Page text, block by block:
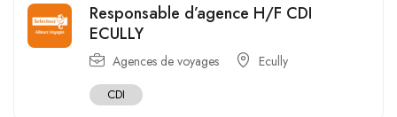
Responsable d’agence H/F CDI
ECULLY
Agences de voyages Ecully
CDI